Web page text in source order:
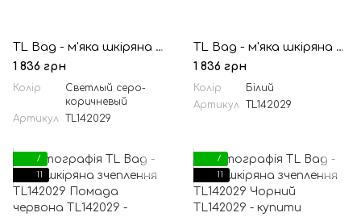
TL Bag - м'яка шкіряна зчеплення TL142029 Світло -сірий -Браун
1 836 грн
Колір
Светлый серо-
коричневый
Артикул
TL142029
TL Bag - м'яка шкіряна зчеплення TL142029 Білий
1 836 грн
Колір
Білий
Артикул
TL142029
7
11
7
11